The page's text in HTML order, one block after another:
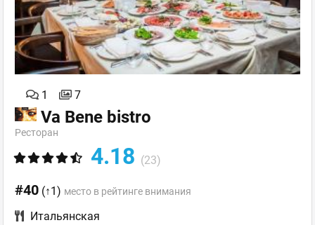
1 7
Va Bene bistro
Ресторан
4.18 (23)
#40 (↑1) место в рейтинге внимания
Итальянская